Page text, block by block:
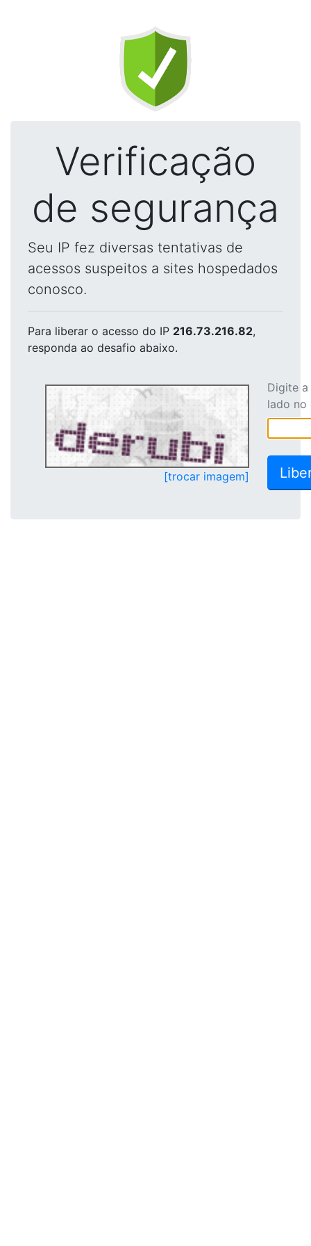
Verificação
de segurança
Seu IP fez diversas tentativas de
acessos suspeitos a sites hospedados
conosco.
Para liberar o acesso do IP 216.73.216.82,
responda ao desafio abaixo.
[trocar imagem]
Digite
lado no